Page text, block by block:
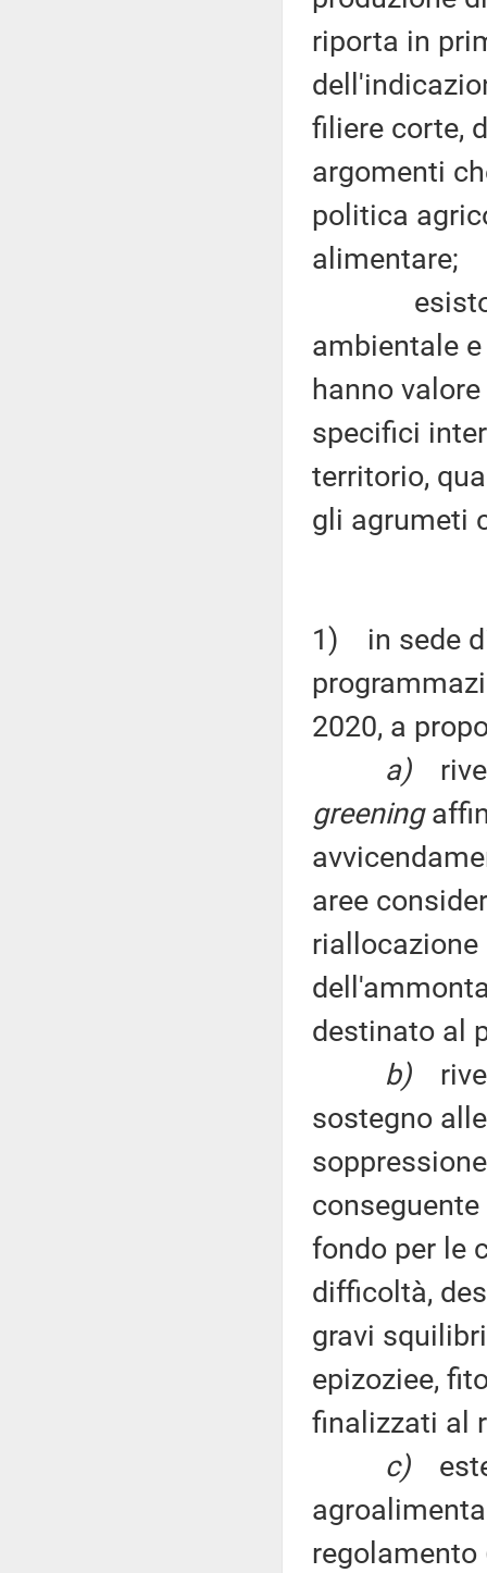
riporta in
filiere corte,
argomenti
politica
alimentare;
esistono
ambientale
hanno
specifici
territorio,
gli agrumeti
1) in sede
2020, a
a)
greening
aree
riallocazione
destinato al
b)
sostegno
fondo per le
difficoltà,
gravi
epizoziee,
finalizzati al
c)